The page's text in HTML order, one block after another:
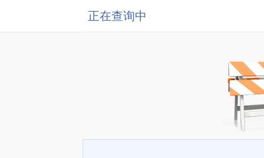
正在查询中